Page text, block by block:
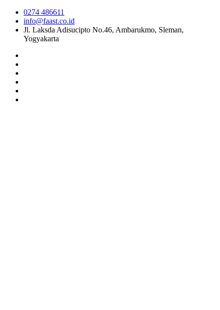
0274 486611
info@faast.co.id
Jl. Laksda Adisucipto No.46, Ambarukmo, Sleman,
Yogyakarta